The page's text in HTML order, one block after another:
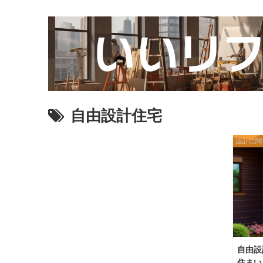
自由設計住宅
設計に
自由